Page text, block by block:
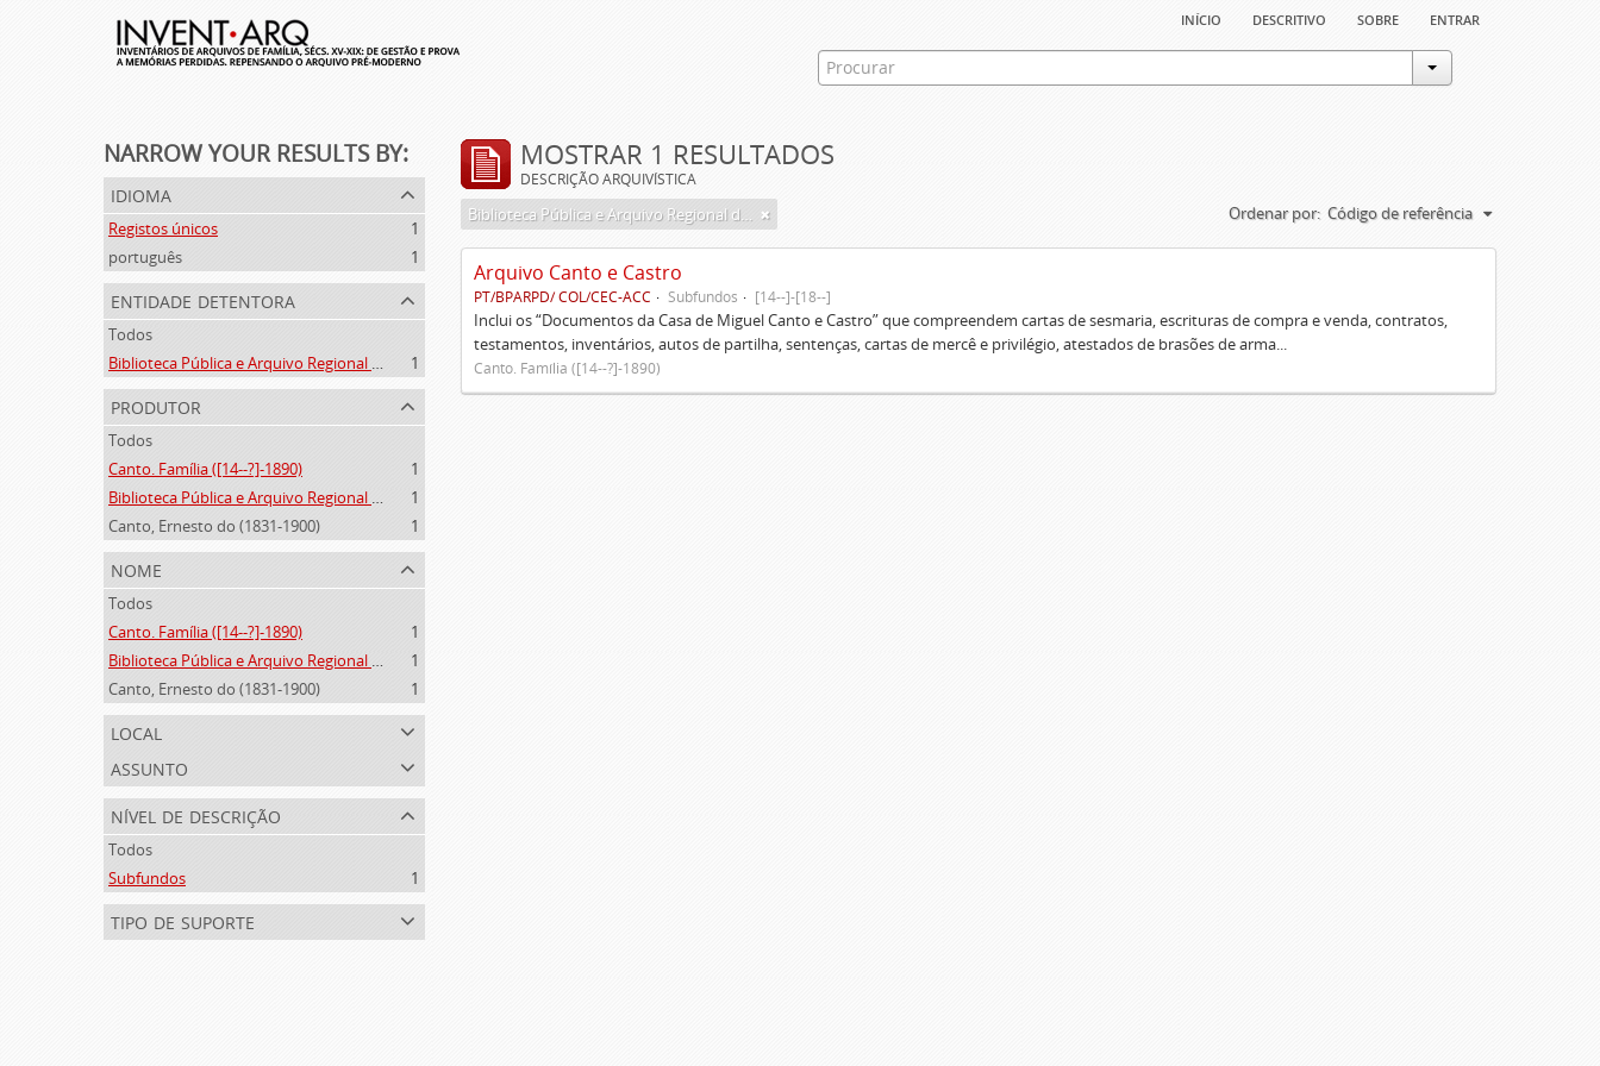
início descritivo sobre entrar
NARROW YOUR RESULTS BY:
idioma
Registos únicos
1
português
1
entidade detentora
Todos
Biblioteca Pública e Arquivo Regional de Ponta Delgada
1
produtor
Todos
Canto. Família ([14--?]-1890)
1
Biblioteca Pública e Arquivo Regional de Ponta Delgada (1841- )
1
Canto, Ernesto do (1831-1900)
1
nome
Todos
Canto. Família ([14--?]-1890)
1
Biblioteca Pública e Arquivo Regional de Ponta Delgada (1841- )
1
Canto, Ernesto do (1831-1900)
1
local
assunto
nível de descrição
Todos
Subfundos
1
tipo de suporte
MOSTRAR 1 RESULTADOS
DESCRIÇÃO ARQUIVÍSTICA
Biblioteca Pública e Arquivo Regional de Ponta Delgada Ordenar por: Código de referência
Arquivo Canto e Castro
PT/BPARPD/ COL/CEC-ACC Subfundos [14--]-[18--]
Inclui os “Documentos da Casa de Miguel Canto e Castro” que compreendem cartas de sesmaria, escrituras de compra e venda, contratos,
testamentos, inventários, autos de partilha, sentenças, cartas de mercê e privilégio, atestados de brasões de arma...
Canto. Família ([14--?]-1890)